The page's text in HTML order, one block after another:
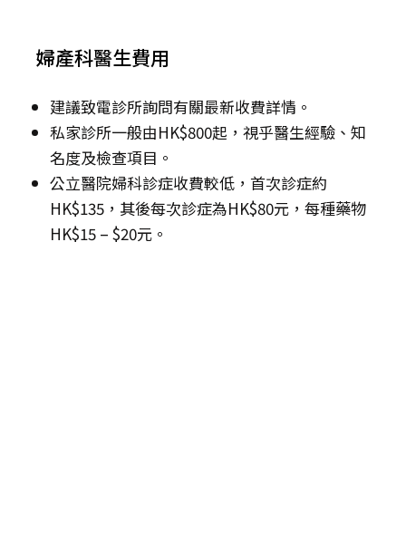
婦產科醫生費用
建議致電診所詢問有關最新收費詳情。
私家診所一般由HK$800起，視乎醫生經驗、知
名度及檢查項目。
公立醫院婦科診症收費較低，首次診症約
HK$135，其後每次診症為HK$80元，每種藥物
HK$15 – $20元。